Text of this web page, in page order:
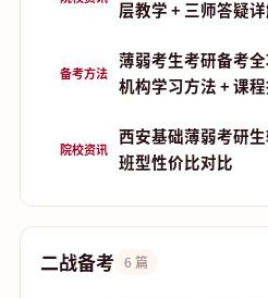
层教学 + 三师答疑
备考方法
薄弱考生考研备考
机构学习方法 + 课
院校资讯
西安基础薄弱考研
班型性价比对比
二战备考 6 篇